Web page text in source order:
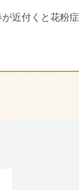
近付くと花粉